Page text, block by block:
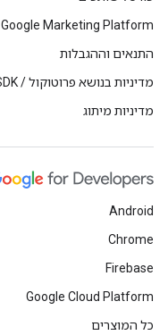
Google Marketing Platform
התנאים וההגבלות
מדיניות בנושא פרוטוקול / SDK
מדיניות מיתוג
Android
Chrome
Firebase
Google Cloud Platform
כל המוצרים